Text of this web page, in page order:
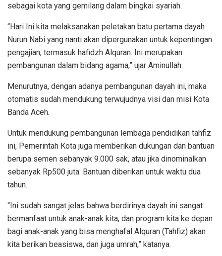
sebagai kota yang gemilang dalam bingkai syariah.
“Hari Ini kita melaksanakan peletakan batu pertama dayah
Nurun Nabi yang nanti akan dipergunakan untuk kepentingan
pengajian, termasuk hafidzh Alquran. Ini merupakan
pembangunan dalam bidang agama,” ujar Aminullah.
Menurutnya, dengan adanya pembangunan dayah ini, maka
otomatis sudah mendukung terwujudnya visi dan misi Kota
Banda Aceh.
Untuk mendukung pembangunan lembaga pendidikan tahfiz
ini, Pemerintah Kota juga memberikan dukungan dan bantuan
berupa semen sebanyak 9.000 sak, atau jika dinominalkan
sebanyak Rp500 juta. Bantuan diberikan untuk waktu dua
tahun.
“Ini sudah sangat jelas bahwa berdirinya dayah ini sangat
bermanfaat untuk anak-anak kita, dan program kita ke depan
bagi anak-anak yang bisa menghafal Alquran (Tahfiz) akan
kita berikan beasiswa, dan juga umrah,” katanya.